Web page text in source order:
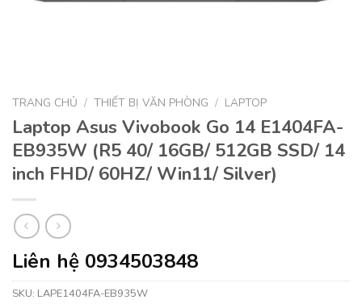
TRANG CHỦ / THIẾT BỊ VĂN PHÒNG / LAPTOP
Laptop Asus Vivobook Go 14 E1404FA-
EB935W (R5 40/ 16GB/ 512GB SSD/ 14
inch FHD/ 60HZ/ Win11/ Silver)
Liên hệ 0934503848
SKU: LAPE1404FA-EB935W